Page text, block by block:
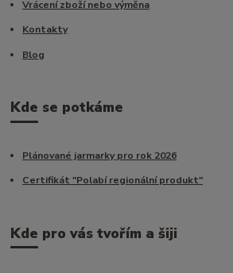
Vrácení zboží nebo výměna
Kontakty
Blog
Kde se potkáme
Plánované jarmarky pro rok 2026
Certifikát "Polabí regionální produkt"
Kde pro vás tvořím a šiji